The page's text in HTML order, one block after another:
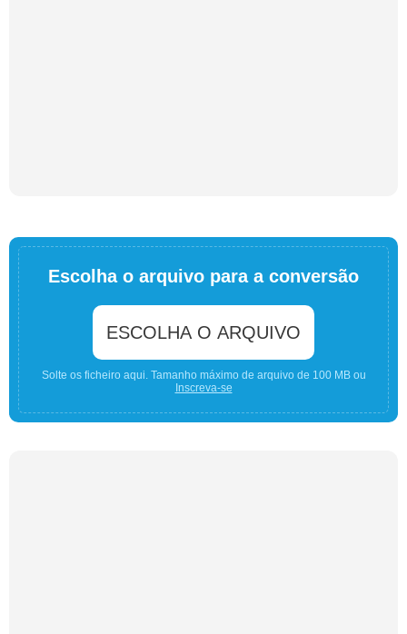
Escolha o arquivo para a conversão
ESCOLHA O ARQUIVO
Solte os ficheiro aqui. Tamanho máximo de arquivo de 100 MB ou
Inscreva-se